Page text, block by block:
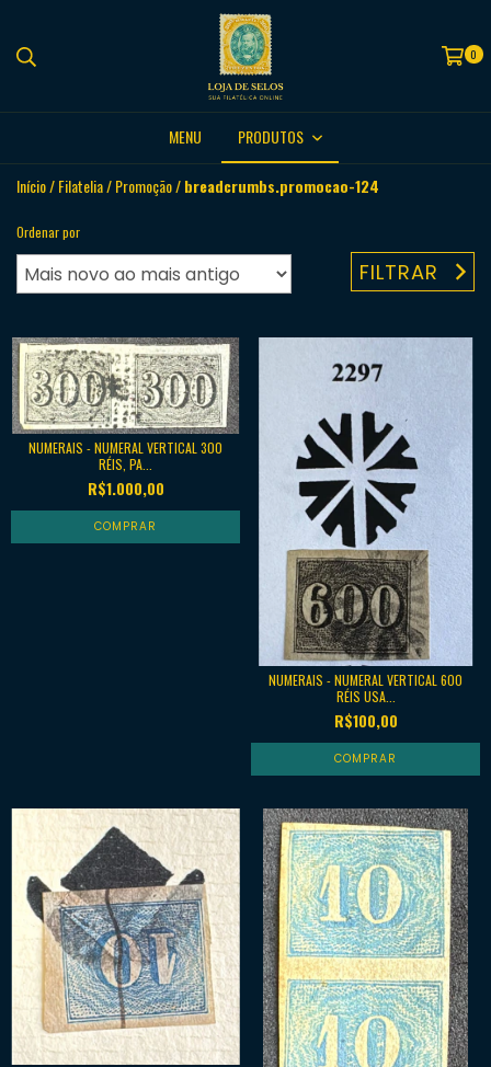
0
MENU PRODUTOS
Início/Filatelia/Promoção/breadcrumbs.promocao-124
Ordenar por
FILTRAR
NUMERAIS - NUMERAL VERTICAL 300
RÉIS, PA...
R$1.000,00
NUMERAIS - NUMERAL VERTICAL 600
RÉIS USA...
R$100,00